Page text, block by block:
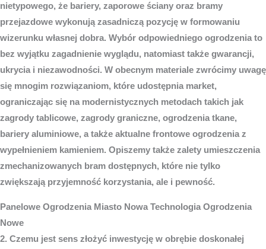
nietypowego, że bariery, zaporowe ściany oraz bramy
przejazdowe wykonują zasadniczą pozycję w formowaniu
wizerunku własnej dobra. Wybór odpowiedniego ogrodzenia to
bez wyjątku zagadnienie wyglądu, natomiast także gwarancji,
ukrycia i niezawodności. W obecnym materiale zwrócimy uwagę
się mnogim rozwiązaniom, które udostępnia market,
ograniczając się na modernistycznych metodach takich jak
zagrody tablicowe, zagrody graniczne, ogrodzenia tkane,
bariery aluminiowe, a także aktualne frontowe ogrodzenia z
wypełnieniem kamieniem. Opiszemy także zalety umieszczenia
zmechanizowanych bram dostępnych, które nie tylko
zwiększają przyjemność korzystania, ale i pewność.
Panelowe Ogrodzenia Miasto Nowa Technologia Ogrodzenia
Nowe
2. Czemu jest sens złożyć inwestycję w obrębie doskonałej